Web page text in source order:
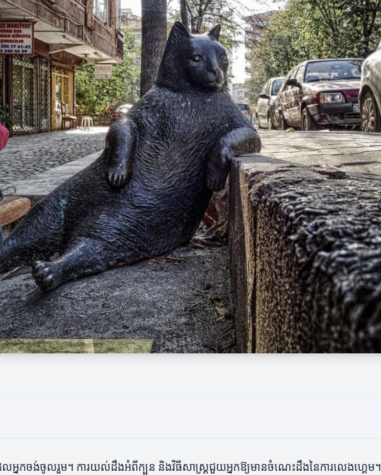
លអ្នកចង់ចូលរួម។ ការយល់ដឹងអំពីក្បួន និងវិធីសាស្ត្រជួយអ្នកឱ្យមានចំណេះដឹងនៃការលេងហ្គេម។